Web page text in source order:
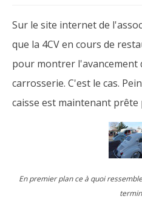
Sur le site internet de
que la 4CV en cours de
pour montrer l'avancement
carrosserie. C'est le cas.
caisse est maintenant
En premier plan ce à quoi